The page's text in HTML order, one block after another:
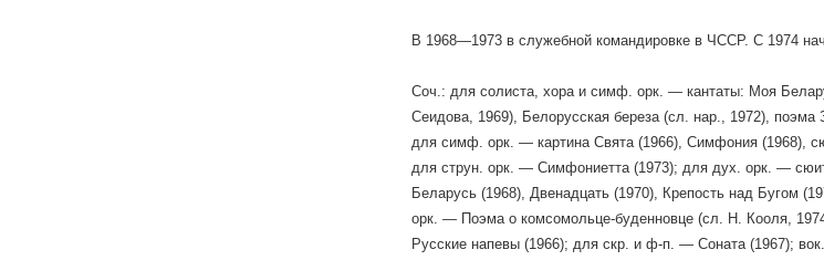
В 1968—1973 в служебной командировке в ЧССР. С 1974
Соч.: для солиста, хора и симф. орк. — кантаты: Моя
Сеидова, 1969), Белорусская береза (сл. нар., 1972),
для симф. орк. — картина Свята (1966), Симфония (1968),
для струн. орк. — Симфониетта (1973); для дух. орк. —
Беларусь (1968), Двенадцать (1970), Крепость над Бугом
орк. — Поэма о комсомольце-буденновце (сл. Н. Кооля,
Русские напевы (1966); для скр. и ф-п. — Соната (1967);